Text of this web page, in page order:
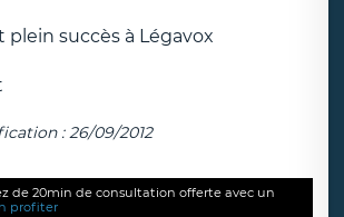
plein succès à Légavox
: 26/09/2012
de 20min de consultation offerte avec un
profiter